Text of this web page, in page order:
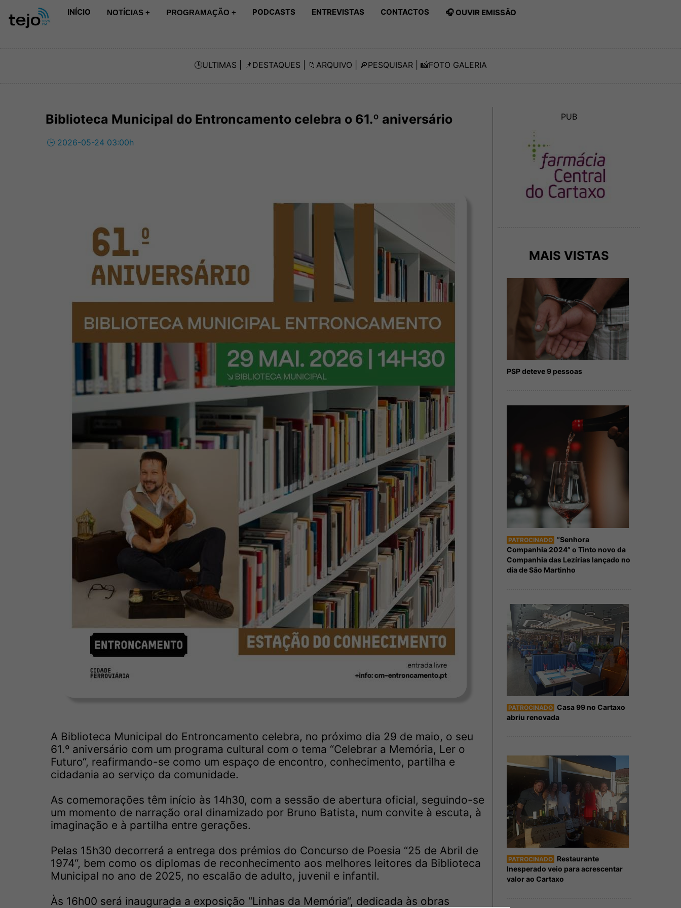
INÍCIO NOTÍCIAS + PROGRAMAÇÃO + PODCASTS ENTREVISTAS CONTACTOS 🎧 OUVIR EMISSÃO
🕒ULTIMAS | 📌DESTAQUES | 📁 ARQUIVO | 🔎PESQUISAR | 📸FOTO GALERIA
Biblioteca Municipal do Entroncamento celebra o 61.º aniversário
🕒 2026-05-24 03:00h
A Biblioteca Municipal do Entroncamento celebra, no próximo dia 29 de maio, o seu
61.º aniversário com um programa cultural com o tema “Celebrar a Memória, Ler o
Futuro“, reafirmando-se como um espaço de encontro, conhecimento, partilha e
cidadania ao serviço da comunidade.
As comemorações têm início às 14h30, com a sessão de abertura oficial, seguindo-se
um momento de narração oral dinamizado por Bruno Batista, num convite à escuta, à
imaginação e à partilha entre gerações.
Pelas 15h30 decorrerá a entrega dos prémios do Concurso de Poesia “25 de Abril de
1974“, bem como os diplomas de reconhecimento aos melhores leitores da Biblioteca
Municipal no ano de 2025, no escalão de adulto, juvenil e infantil.
Às 16h00 será inaugurada a exposição “Linhas da Memória“, dedicada às obras
PUB
MAIS VISTAS
PSP deteve 9 pessoas
PATROCINADO “Senhora
Companhia 2024” o Tinto novo da
Companhia das Lezírias lançado no
dia de São Martinho
PATROCINADO Casa 99 no Cartaxo
abriu renovada
PATROCINADO Restaurante
Inesperado veio para acrescentar
valor ao Cartaxo